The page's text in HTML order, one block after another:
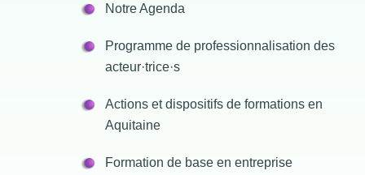
Notre Agenda
Programme de professionnalisation des
acteur·trice·s
Actions et dispositifs de formations en
Aquitaine
Formation de base en entreprise